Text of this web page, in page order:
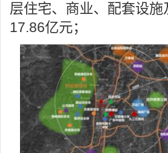
层住宅、商业、配套设
17.86亿元；